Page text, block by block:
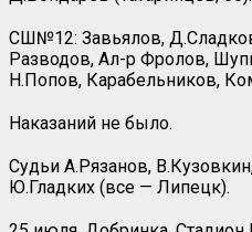
СШ№12: Завьялов,
Разводов, Ал-р Фролов,
Н.Попов, Карабельников,
Наказаний не было.
Судьи А.Рязанов,
Ю.Гладких (все — Липецк).